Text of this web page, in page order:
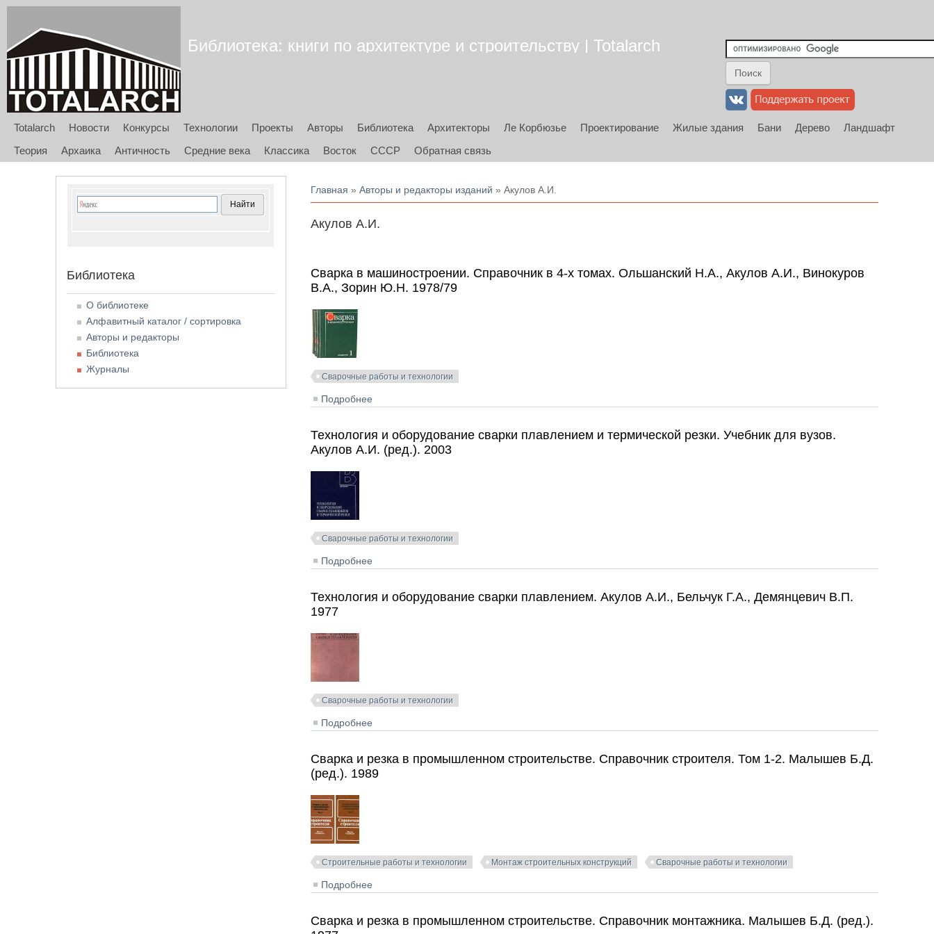
Библиотека: книги по архитектуре и строительству | Totalarch
Totalarch Новости Конкурсы Технологии Проекты Авторы Библиотека Архитекторы Ле Корбюзье Проектирование Жилые здания Бани Дерево
Ландшафт
Теория
Архаика Античность Средние века Классика Восток СССР Обратная связь
Вы здесь
Главная »Авторы и редакторы изданий » Акулов А.И.
Акулов А.И.
Сварка в машиностроении. Справочник в 4-х томах. Ольшанский Н.А., Акулов А.И., Винокуров
В.А., Зорин Ю.Н. 1978/79
Сварочные работы и технологии
Подробнее
Технология и оборудование сварки плавлением и термической резки. Учебник для вузов.
Акулов А.И. (ред.). 2003
Сварочные работы и технологии
Подробнее
Технология и оборудование сварки плавлением. Акулов А.И., Бельчук Г.А., Демянцевич В.П.
1977
Сварочные работы и технологии
Подробнее
Сварка и резка в промышленном строительстве. Справочник строителя. Том 1-2. Малышев Б.Д.
(ред.). 1989
Строительные работы и технологии Монтаж строительных конструкций Сварочные работы и технологии
Подробнее
Сварка и резка в промышленном строительстве. Справочник монтажника. Малышев Б.Д. (ред.).
Библиотека
О библиотеке
Алфавитный каталог / сортировка
Авторы и редакторы
Библиотека
Журналы